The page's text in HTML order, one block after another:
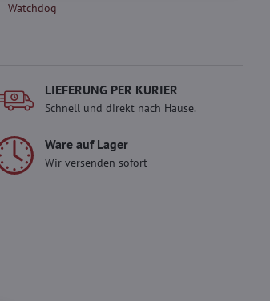
Watchdog
LIEFERUNG PER KURIER
Schnell und direkt nach Hause.
Ware auf Lager
Wir versenden sofort